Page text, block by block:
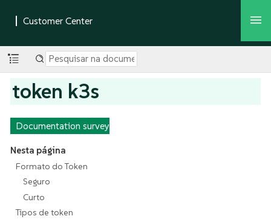
token k3s
Documentation survey
Nesta página
Formato do Token
Seguro
Curto
Tipos de token